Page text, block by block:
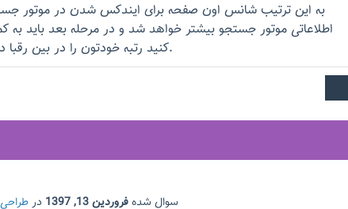
به این ترتیب شانس اون صفحه برای ایندکس شدن در موتور
اطلاعاتی موتور جستجو بیشتر خواهد شد و در مرحله بعد باید
کنید رتبه خودتون را در بین رقبا در نتایج جستجو بالاتر ببرید.
سوال شدهفروردین 13, 1397 در